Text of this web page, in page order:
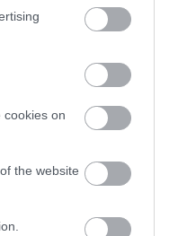
cookies on
the website
Irán
Irán
Ismét feszül a